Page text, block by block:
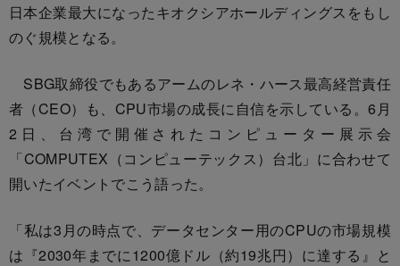
日本企業最大になったキオクシアホールディングスをもし
のぐ規模となる。
SBG取締役でもあるアームのレネ・ハース最高経営責任
者（CEO）も、CPU市場の成長に自信を示している。6月
2日、台湾で開催されたコンピューター展示会
「COMPUTEX（コンピューテックス）台北」に合わせて
開いたイベントでこう語った。
「私は3月の時点で、データセンター用のCPUの市場規模
は『2030年までに1200億ドル（約19兆円）に達する』と